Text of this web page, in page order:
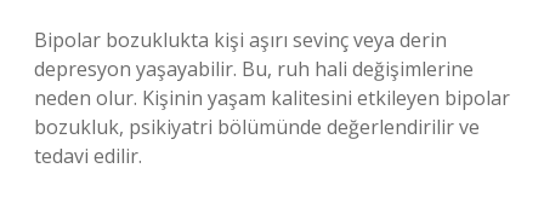
Bipolar bozuklukta kişi aşırı sevinç veya derin
depresyon yaşayabilir. Bu, ruh hali değişimlerine
neden olur. Kişinin yaşam kalitesini etkileyen bipolar
bozukluk, psikiyatri bölümünde değerlendirilir ve
tedavi edilir.